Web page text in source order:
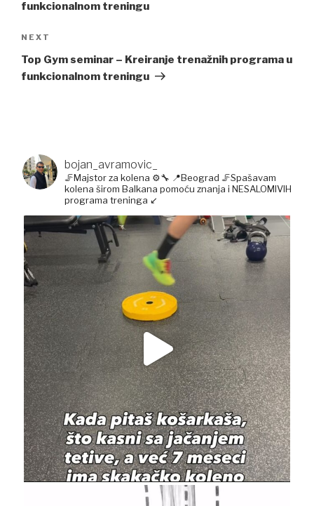
funkcionalnom treningu
Next
Post
NEXT
Top Gym seminar – Kreiranje trenažnih programa u
funkcionalnom treningu
bojan_avramovic_
🦵Majstor za kolena ⚙️🔧 📍Beograd 🦵Spašavam
kolena širom Balkana pomoću znanja i NESALOMIVIH
programa treninga ↙️